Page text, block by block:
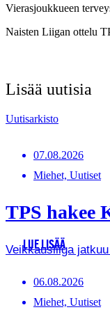
Vierasjoukkueen
Naisten Liigan ottelu
Lisää uutisia
Uutisarkisto
07.08.2026
Miehet, Uutiset
TPS hakee
Veikkausliiga
LUE LISÄÄ
06.08.2026
Miehet, Uutiset